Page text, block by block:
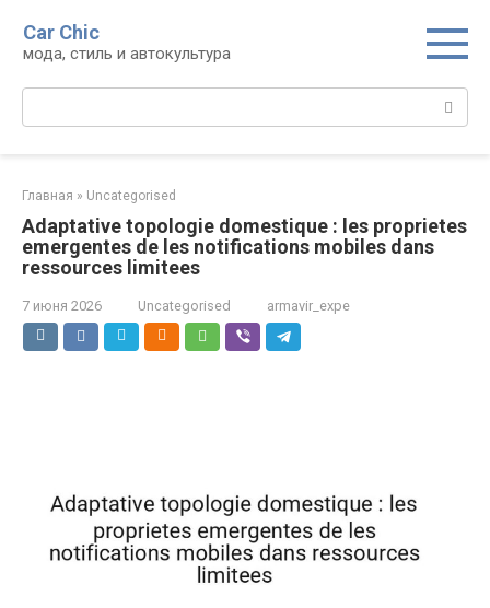
контенту
Car Chic
мода, стиль и автокультура
Поиск:
Главная » Uncategorised
Adaptative topologie domestique : les proprietes
emergentes de les notifications mobiles dans
ressources limitees
7 июня 2026 Uncategorised armavir_expe